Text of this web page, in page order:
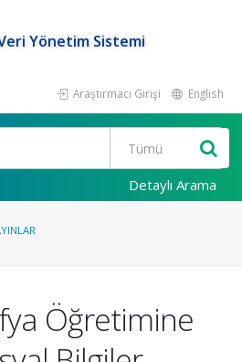
Yönetim Sistemi
Araştırmacı Girişi English
Detaylı Arama
Öğretimine